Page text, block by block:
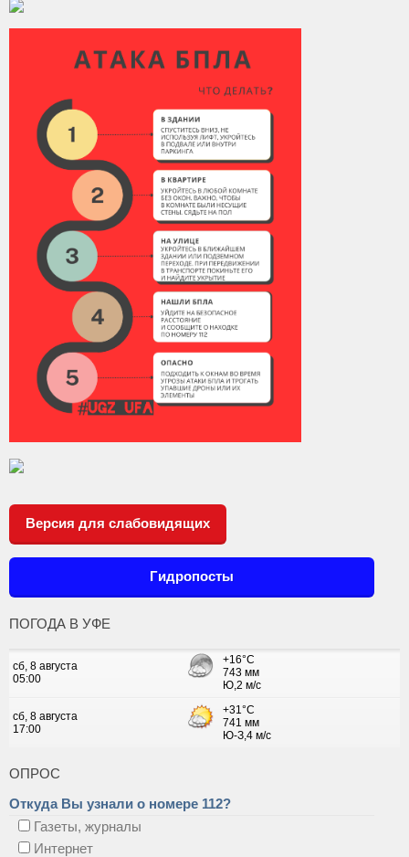
Версия для слабовидящих
Гидропосты
ПОГОДА В УФЕ
ОПРОС
Откуда Вы узнали о номере 112?
Газеты, журналы
Интернет